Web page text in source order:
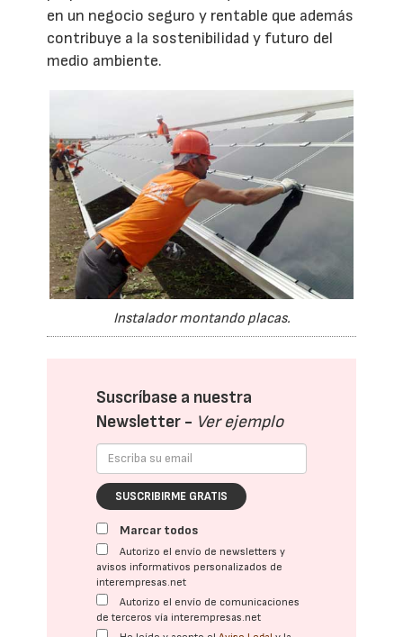
en un negocio seguro y rentable que además
contribuye a la sostenibilidad y futuro del
medio ambiente.
Instalador montando placas.
Suscríbase a nuestra
Newsletter - Ver ejemplo
SUSCRIBIRME GRATIS
Marcar todos
Autorizo el envío de newsletters y
avisos informativos personalizados de
interempresas.net
Autorizo el envío de comunicaciones
de terceros vía interempresas.net